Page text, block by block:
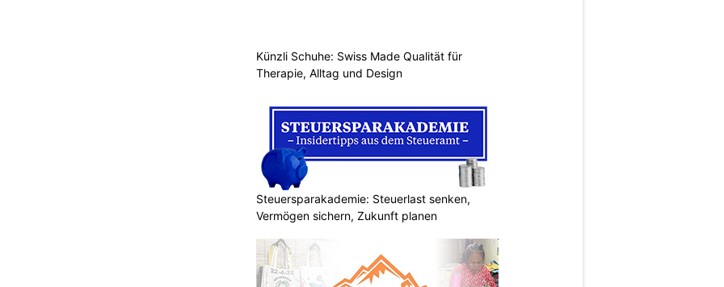
Künzli Schuhe: Swiss Made Qualität für
Therapie, Alltag und Design
Steuersparakademie: Steuerlast senken,
Vermögen sichern, Zukunft planen